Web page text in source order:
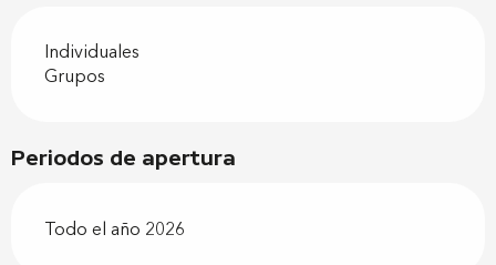
Individuales
Grupos
Periodos de apertura
Todo el año 2026